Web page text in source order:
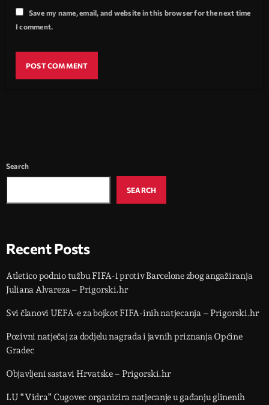
Save my name, email, and website in this browser for the next time
I comment.
Search
SEARCH
Recent Posts
Atletico podnio tužbu FIFA-i protiv Barcelone zbog angažiranja
Juliana Alvareza – Prigorski.hr
Svi članovi UEFA-e za bojkot FIFA-inih natjecanja – Prigorski.hr
Pozivni natječaj za dodjelu nagrada i javnih priznanja Općine
Gradec
Objavljeni sastavi Hrvatske – Prigorski.hr
LU “Vidra” Cugovec organizira natjecanje u gađanju glinenih